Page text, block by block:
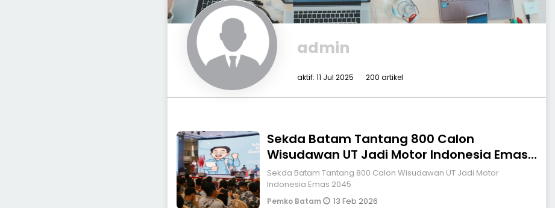
admin
aktif: 11 Jul 2025 200 artikel
Sekda Batam Tantang 800 Calon
Wisudawan UT Jadi Motor Indonesia Emas
2045
Sekda Batam Tantang 800 Calon Wisudawan UT Jadi Motor
Indonesia Emas 2045
Pemko Batam 13 Feb 2026